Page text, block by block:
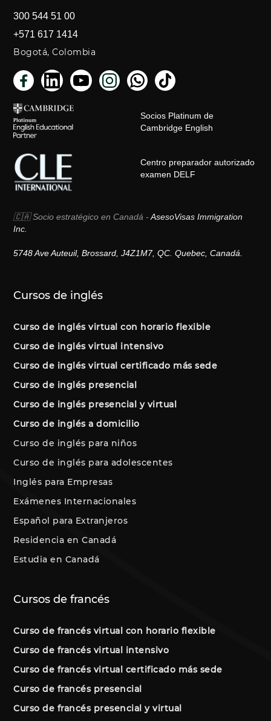
300 544 51 00
+571 617 1414
Bogotá, Colombia
Socios Platinum de
Cambridge English
Centro preparador autorizado
examen DELF
🇨🇦 Socio estratégico en Canadá -AsesoVisas Immigration
Inc.
5748 Ave Auteuil, Brossard, J4Z1M7, QC. Quebec, Canadá.
Cursos de inglés
Curso de inglés virtual con horario flexible
Curso de inglés virtual intensivo
Curso de inglés virtual certificado más sede
Curso de inglés presencial
Curso de inglés presencial y virtual
Curso de inglés a domicilio
Curso de inglés para niños
Curso de inglés para adolescentes
Inglés para Empresas
Exámenes Internacionales
Español para Extranjeros
Residencia en Canadá
Estudia en Canadá
Cursos de francés
Curso de francés virtual con horario flexible
Curso de francés virtual intensivo
Curso de francés virtual certificado más sede
Curso de francés presencial
Curso de francés presencial y virtual